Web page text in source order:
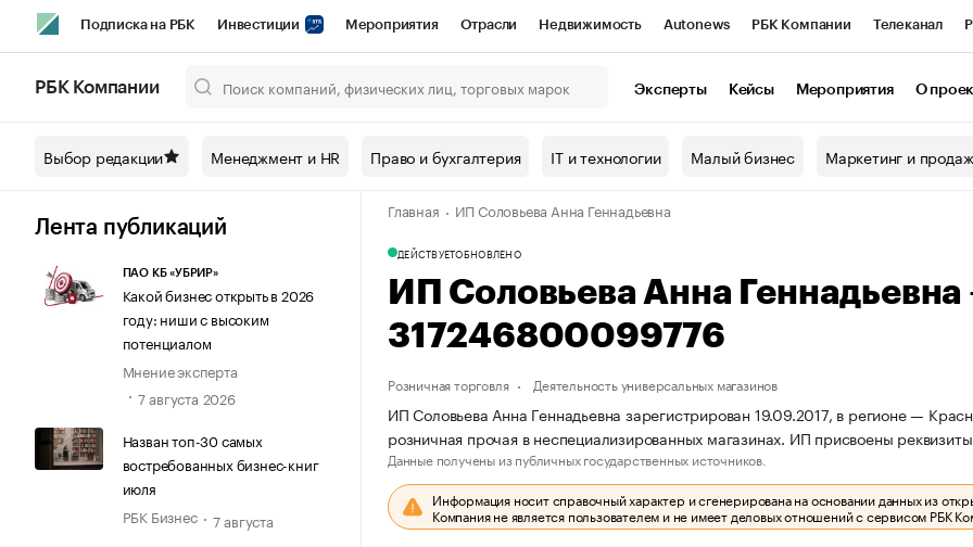
Подписка на РБК Инвестиции Мероприятия Отрасли Недвижимость Autonews РБК Компании Телеканал
Спецпроекты СПб Конференции СПб Спецпроекты Проверка контрагентов
Технологии и медиа Рынок наличной валюты
РБК Компании Эксперты Кейсы Мероприятия О
Выбор редакции Менеджмент и HR Право и бухгалтерия IT и технологии Малый бизнес Маркетинг и
Лента публикаций
ПАО КБ «УБРИР»
Какой бизнес открыть в 2026
году: ниши с высоким
потенциалом
Мнение эксперта
7 августа 2026
Назван топ-30 самых
востребованных бизнес-книг
июля
РБК Бизнес
7 августа
Главная ИП Соловьева Анна Геннадьевна
ДЕЙСТВУЕТОБНОВЛЕНО
ИП Соловьева Анна
317246800099776
Розничная торговля Деятельность универсальных магазинов
ИП Соловьева Анна Геннадьевна зарегистрирован 19.09.2017, в регионе —
розничная прочая в неспециализированных магазинах. ИП присвоены
Данные получены из публичных государственных источников.
Информация носит справочный характер и сгенерирована на основании данных из
Компания не является пользователем и не имеет деловых отношений с сервисом РБК